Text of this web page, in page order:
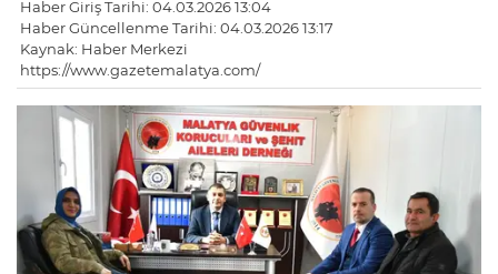
Haber Giriş Tarihi: 04.03.2026 13:04
Haber Güncellenme Tarihi: 04.03.2026 13:17
Kaynak: Haber Merkezi
https://www.gazetemalatya.com/